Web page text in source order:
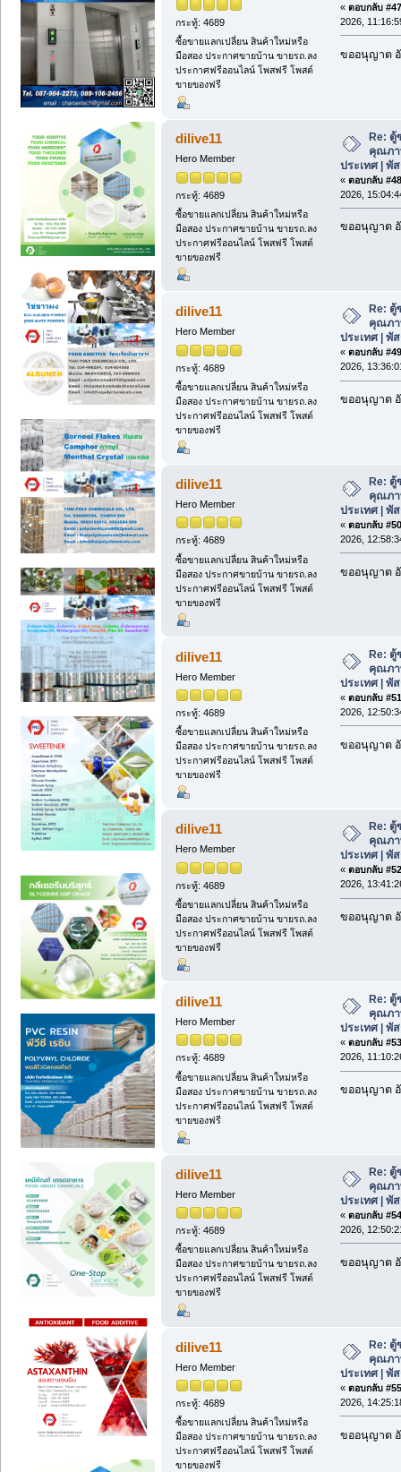
กระทู้: 4689
ซื้อขายแลกเปลี่ยน สินค้าใหม่หรือ
มือสอง ประกาศขายบ้าน ขายรถ.ลง
ประกาศฟรีออนไลน์ โพสฟรี โพสต์
ขายของฟรี
« ตอบกลับ
2026,
ขออนุญาต
dilive11
Hero Member
กระทู้: 4689
ซื้อขายแลกเปลี่ยน สินค้าใหม่หรือ
มือสอง ประกาศขายบ้าน ขายรถ.ลง
ประกาศฟรีออนไลน์ โพสฟรี โพสต์
ขายของฟรี
Re: ตู้
คุณภา
ประเทศ | พั
« ตอบกลับ
2026,
ขออนุญาต
dilive11
Hero Member
กระทู้: 4689
ซื้อขายแลกเปลี่ยน สินค้าใหม่หรือ
มือสอง ประกาศขายบ้าน ขายรถ.ลง
ประกาศฟรีออนไลน์ โพสฟรี โพสต์
ขายของฟรี
Re: ตู้
คุณภา
ประเทศ | พั
« ตอบกลับ
2026,
ขออนุญาต
dilive11
Hero Member
กระทู้: 4689
ซื้อขายแลกเปลี่ยน สินค้าใหม่หรือ
มือสอง ประกาศขายบ้าน ขายรถ.ลง
ประกาศฟรีออนไลน์ โพสฟรี โพสต์
ขายของฟรี
Re: ตู้
คุณภา
ประเทศ | พั
« ตอบกลับ
2026,
ขออนุญาต
dilive11
Hero Member
กระทู้: 4689
ซื้อขายแลกเปลี่ยน สินค้าใหม่หรือ
มือสอง ประกาศขายบ้าน ขายรถ.ลง
ประกาศฟรีออนไลน์ โพสฟรี โพสต์
ขายของฟรี
Re: ตู้
คุณภา
ประเทศ | พั
« ตอบกลับ
2026,
ขออนุญาต
dilive11
Hero Member
กระทู้: 4689
ซื้อขายแลกเปลี่ยน สินค้าใหม่หรือ
มือสอง ประกาศขายบ้าน ขายรถ.ลง
ประกาศฟรีออนไลน์ โพสฟรี โพสต์
ขายของฟรี
Re: ตู้
คุณภา
ประเทศ | พั
« ตอบกลับ
2026,
ขออนุญาต
dilive11
Hero Member
กระทู้: 4689
ซื้อขายแลกเปลี่ยน สินค้าใหม่หรือ
มือสอง ประกาศขายบ้าน ขายรถ.ลง
ประกาศฟรีออนไลน์ โพสฟรี โพสต์
ขายของฟรี
Re: ตู้
คุณภา
ประเทศ | พั
« ตอบกลับ
2026,
ขออนุญาต
dilive11
Hero Member
กระทู้: 4689
ซื้อขายแลกเปลี่ยน สินค้าใหม่หรือ
มือสอง ประกาศขายบ้าน ขายรถ.ลง
ประกาศฟรีออนไลน์ โพสฟรี โพสต์
ขายของฟรี
Re: ตู้
คุณภา
ประเทศ | พั
« ตอบกลับ
2026,
ขออนุญาต
dilive11
Hero Member
กระทู้: 4689
ซื้อขายแลกเปลี่ยน สินค้าใหม่หรือ
มือสอง ประกาศขายบ้าน ขายรถ.ลง
ประกาศฟรีออนไลน์ โพสฟรี โพสต์
ขายของฟรี
Re: ตู้
คุณภา
ประเทศ | พั
« ตอบกลับ
2026,
ขออนุญาต